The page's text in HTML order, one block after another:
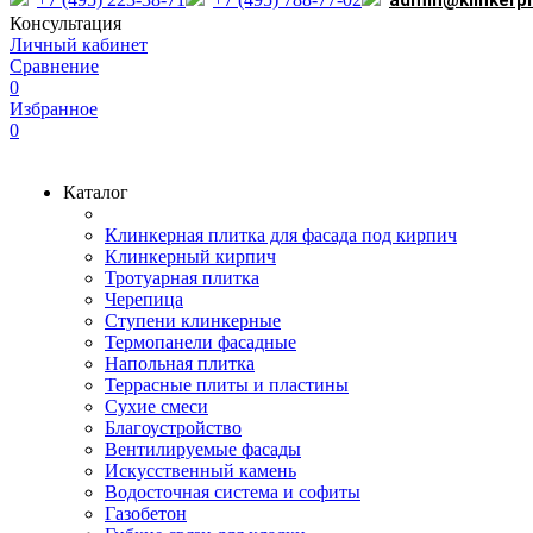
Консультация
Личный кабинет
Сравнение
0
Избранное
0
Каталог
Клинкерная плитка для фасада под кирпич
Клинкерный кирпич
Тротуарная плитка
Черепица
Ступени клинкерные
Термопанели фасадные
Напольная плитка
Террасные плиты и пластины
Сухие смеси
Благоустройство
Вентилируемые фасады
Искусственный камень
Водосточная система и софиты
Газобетон